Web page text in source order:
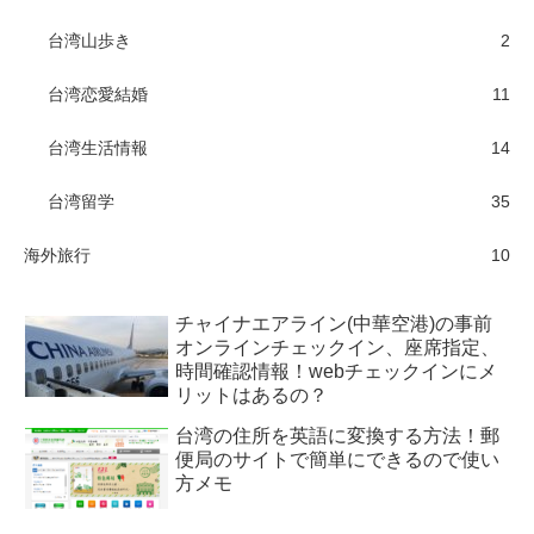
台湾山歩き 2
台湾恋愛結婚 11
台湾生活情報 14
台湾留学 35
海外旅行 10
チャイナエアライン(中華空港)の事前
オンラインチェックイン、座席指定、
時間確認情報！webチェックインにメ
リットはあるの？
台湾の住所を英語に変換する方法！郵
便局のサイトで簡単にできるので使い
方メモ